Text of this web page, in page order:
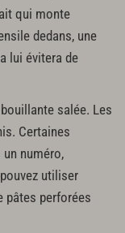
qui monte
dedans, une
lui évitera de
salée. Les
Certaines
numéro,
utiliser
pâtes perforées